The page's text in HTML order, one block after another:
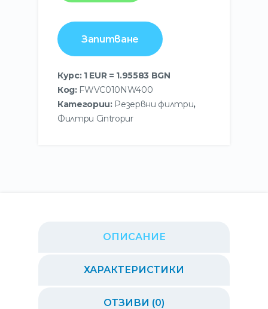
Запитване
Курс: 1 EUR = 1.95583 BGN
Код: FWVC010NW400
Категории: Резервни филтри,
Филтри Cintropur
ОПИСАНИЕ
ХАРАКТЕРИСТИКИ
ОТЗИВИ (0)